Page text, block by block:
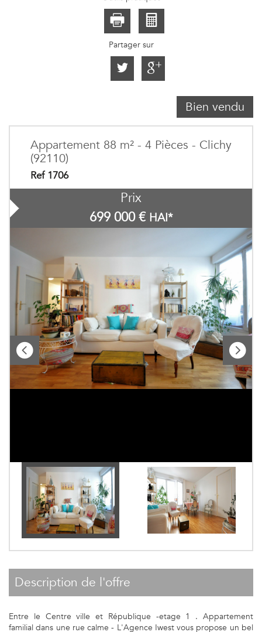
Partager sur
Bien vendu
Appartement 88 m² - 4 Pièces - Clichy
(92110)
Ref 1706
Prix
699 000 € HAI*
description de l'offre
Entre le Centre ville et République -etage 1 . Appartement
familial dans une rue calme - L'Agence Iwest vous propose un bel